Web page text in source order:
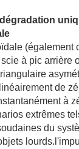
(également
à pic arrière
de
à
extrêmes
du